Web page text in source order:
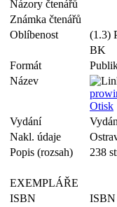
Názory čtenářů
Známka čtenářů
Oblíbenost
(1.3)
BK
Formát
Název
Otisk
Vydání
Nakl. údaje
Popis (rozsah)
238
EXEMPLÁŘE
ISBN
ISBN